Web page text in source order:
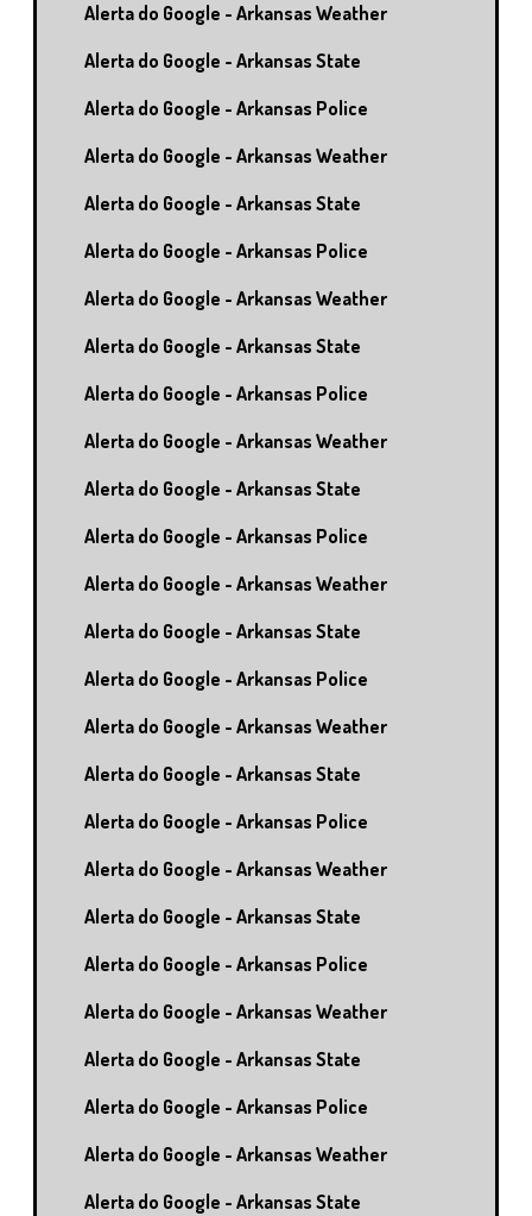
Alerta do Google - Arkansas Weather
Alerta do Google - Arkansas State
Alerta do Google - Arkansas Police
Alerta do Google - Arkansas Weather
Alerta do Google - Arkansas State
Alerta do Google - Arkansas Police
Alerta do Google - Arkansas Weather
Alerta do Google - Arkansas State
Alerta do Google - Arkansas Police
Alerta do Google - Arkansas Weather
Alerta do Google - Arkansas State
Alerta do Google - Arkansas Police
Alerta do Google - Arkansas Weather
Alerta do Google - Arkansas State
Alerta do Google - Arkansas Police
Alerta do Google - Arkansas Weather
Alerta do Google - Arkansas State
Alerta do Google - Arkansas Police
Alerta do Google - Arkansas Weather
Alerta do Google - Arkansas State
Alerta do Google - Arkansas Police
Alerta do Google - Arkansas Weather
Alerta do Google - Arkansas State
Alerta do Google - Arkansas Police
Alerta do Google - Arkansas Weather
Alerta do Google - Arkansas State